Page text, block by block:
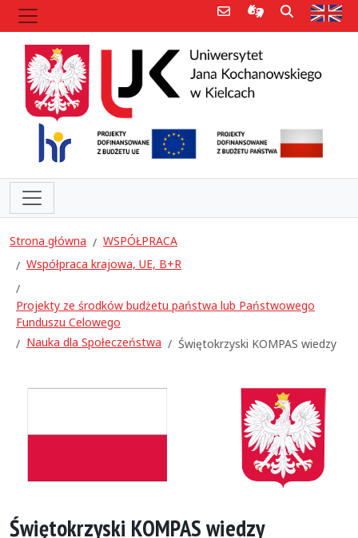
Poczta e-mailInformacje dla
Szukaj
Strona główna
WSPÓŁPRACA
Współpraca krajowa, UE, B+R
Projekty ze środków budżetu państwa lub Państwowego
Funduszu Celowego
Nauka dla Społeczeństwa
Świętokrzyski KOMPAS wiedzy
Świętokrzyski KOMPAS wiedzy